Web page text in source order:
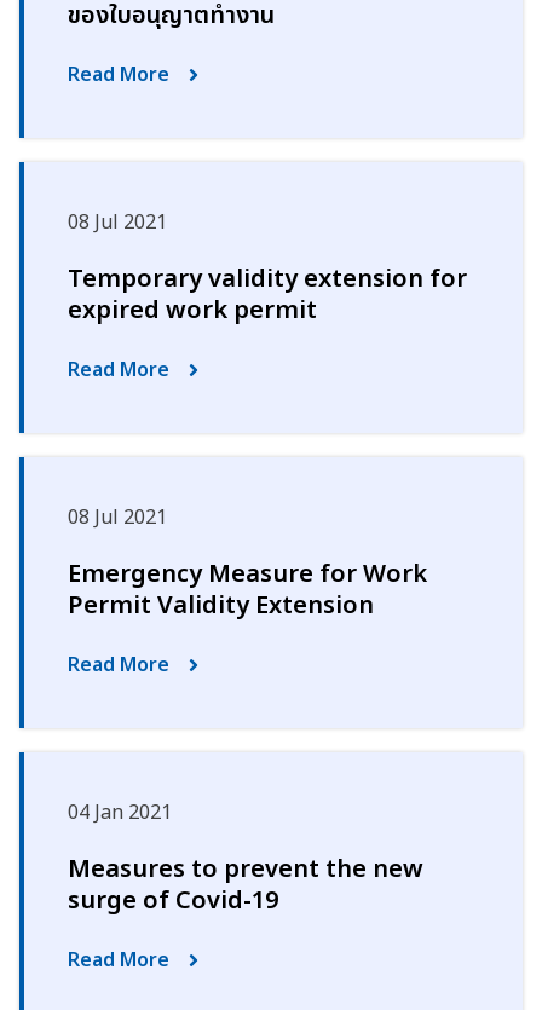
ของใบอนุญาตทำงาน
Read More
08 Jul 2021
Temporary validity extension for
expired work permit
Read More
08 Jul 2021
Emergency Measure for Work
Permit Validity Extension
Read More
04 Jan 2021
Measures to prevent the new
surge of Covid-19
Read More